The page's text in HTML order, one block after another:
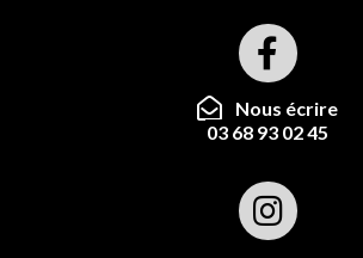
Nous écrire
03 68 93 02 45